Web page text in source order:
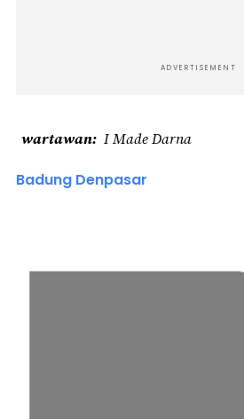
ADVERTISEMENT
wartawan I Made Darna
Badung Denpasar